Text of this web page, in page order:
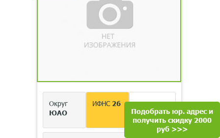
Округ
ЮАО
ИФНС 26
В
наличии
Подобрать юр. адрес и
получить скидку 2000
руб >>>